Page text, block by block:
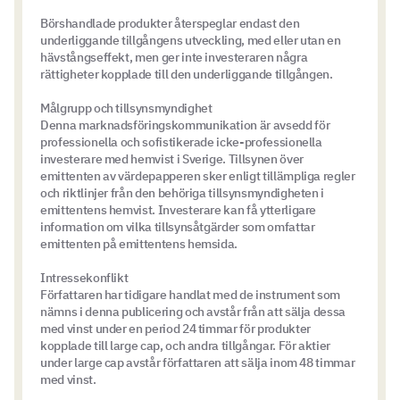
Börshandlade produkter återspeglar endast den
underliggande tillgångens utveckling, med eller utan en
hävstångseffekt, men ger inte investeraren några
rättigheter kopplade till den underliggande tillgången.
Målgrupp och tillsynsmyndighet
Denna marknadsföringskommunikation är avsedd för
professionella och sofistikerade icke-professionella
investerare med hemvist i Sverige. Tillsynen över
emittenten av värdepapperen sker enligt tillämpliga regler
och riktlinjer från den behöriga tillsynsmyndigheten i
emittentens hemvist. Investerare kan få ytterligare
information om vilka tillsynsåtgärder som omfattar
emittenten på emittentens hemsida.
Intressekonflikt
Författaren har tidigare handlat med de instrument som
nämns i denna publicering och avstår från att sälja dessa
med vinst under en period 24 timmar för produkter
kopplade till large cap, och andra tillgångar. För aktier
under large cap avstår författaren att sälja inom 48 timmar
med vinst.